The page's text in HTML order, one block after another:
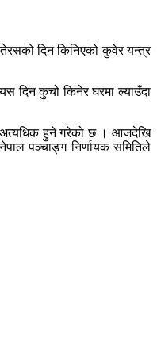
दिन किनिएको कुवेर यन्त्र
दिन कुचो किनेर घरमा ल्याउँदा
अत्यधिक हुने गरेको छ । आजदेखि
पञ्चाङ्ग निर्णायक समितिले